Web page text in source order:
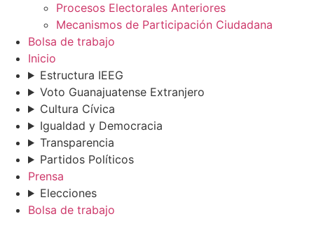
Procesos Electorales Anteriores
Mecanismos de Participación Ciudadana
Bolsa de trabajo
Inicio
Estructura IEEG
Voto Guanajuatense Extranjero
Cultura Cívica
Igualdad y Democracia
Transparencia
Partidos Políticos
Prensa
Elecciones
Bolsa de trabajo